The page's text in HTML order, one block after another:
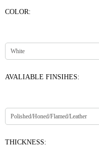
COLOR:
AVALIABLE FINSIHES:
THICKNESS: